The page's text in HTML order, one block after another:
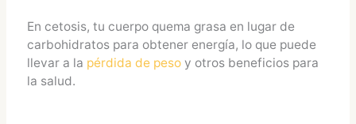
En cetosis, tu cuerpo quema grasa en lugar de
carbohidratos para obtener energía, lo que puede
llevar a la pérdida de pesoy otros beneficios para
la salud.